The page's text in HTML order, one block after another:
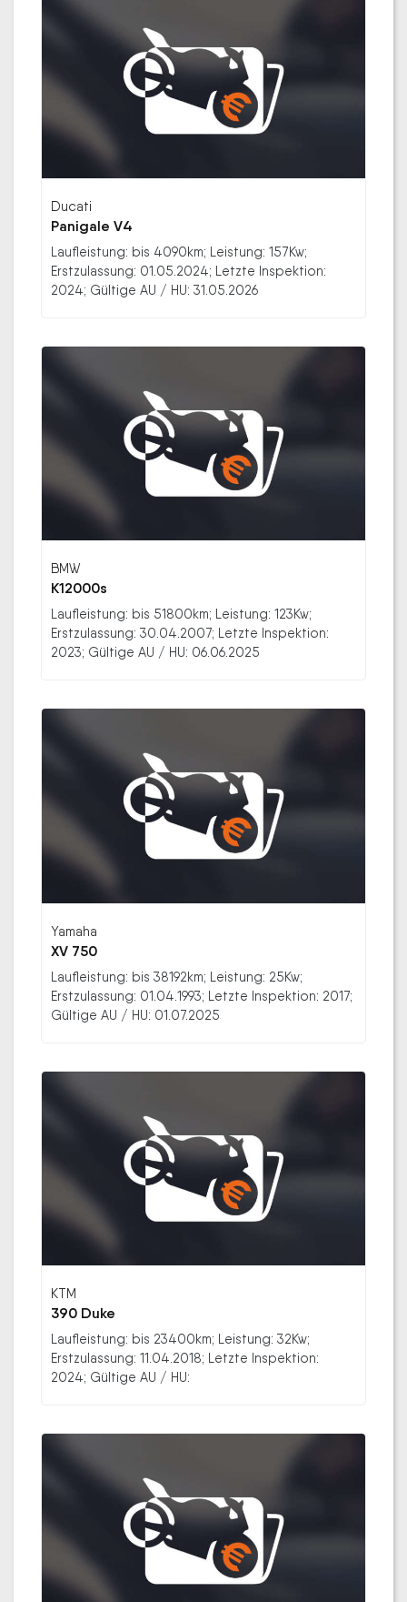
Ducati
Panigale V4
Laufleistung: bis 4090km; Leistung: 157Kw;
Erstzulassung: 01.05.2024; Letzte Inspektion:
2024; Gültige AU / HU: 31.05.2026
BMW
K12000s
Laufleistung: bis 51800km; Leistung: 123Kw;
Erstzulassung: 30.04.2007; Letzte Inspektion:
2023; Gültige AU / HU: 06.06.2025
Yamaha
XV 750
Laufleistung: bis 38192km; Leistung: 25Kw;
Erstzulassung: 01.04.1993; Letzte Inspektion: 2017;
Gültige AU / HU: 01.07.2025
KTM
390 Duke
Laufleistung: bis 23400km; Leistung: 32Kw;
Erstzulassung: 11.04.2018; Letzte Inspektion:
2024; Gültige AU / HU: